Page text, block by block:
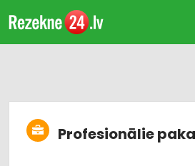
Profesionālie